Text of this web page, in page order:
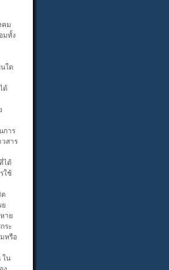
คม
มทั้ง
ใด
ด้
การ
สาร
ได้
ใช้
าย
ระ
หรือ
ใน